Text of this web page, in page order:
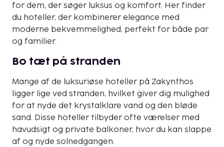
for dem, der søger luksus og komfort. Her finder
du hoteller, der kombinerer elegance med
moderne bekvemmelighed, perfekt for både par
og familier.
Bo tæt på stranden
Mange af de luksuriøse hoteller på Zakynthos
ligger lige ved stranden, hvilket giver dig mulighed
for at nyde det krystalklare vand og den bløde
sand. Disse hoteller tilbyder ofte værelser med
havudsigt og private balkoner, hvor du kan slappe
af og nyde solnedgangen.